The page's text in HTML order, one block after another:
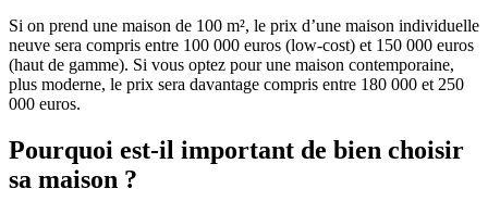
Si on prend une maison de 100 m², le prix d’une maison individuelle
neuve sera compris entre 100 000 euros (low-cost) et 150 000 euros
(haut de gamme). Si vous optez pour une maison contemporaine,
plus moderne, le prix sera davantage compris entre 180 000 et 250
000 euros.
Pourquoi est-il important de bien choisir
sa maison ?